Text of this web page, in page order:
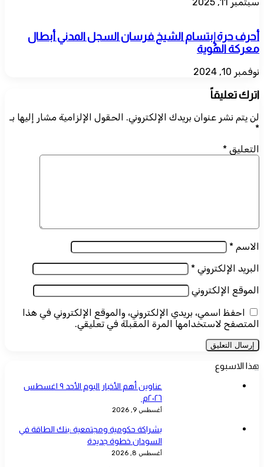
سبتمبر 11, 2025
أحرف حرة إبتسام الشيخ فرسان السجل المدني أبطال
معركة الهُوية
نوفمبر 10, 2024
اترك تعليقاً
لن يتم نشر عنوان بريدك الإلكتروني.
الحقول الإلزامية مشار إليها بـ
*
التعليق *
الاسم *
البريد الإلكتروني *
الموقع الإلكتروني
احفظ اسمي، بريدي الإلكتروني، والموقع الإلكتروني في هذا
المتصفح لاستخدامها المرة المقبلة في تعليقي.
هذا الاسبوع
عناوين أهم الأخبار اليوم الأحد ٩ اغسطس
٢٠٢٦م ​
أغسطس 9, 2026
بشراكة حكومية ومجتمعية :بنك الطاقة في
السودان خطوة جديدة
أغسطس 8, 2026